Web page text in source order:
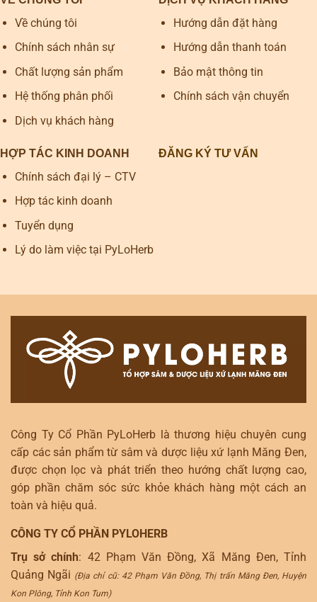
Về chúng tôi
Chính sách nhân sự
Chất lượng sản phẩm
Hệ thống phân phối
Dịch vụ khách hàng
Hướng dẫn đặt hàng
Hướng dẫn thanh toán
Bảo mật thông tin
Chính sách vận chuyển
HỢP TÁC KINH DOANH
Chính sách đại lý – CTV
Hợp tác kinh doanh
Tuyển dụng
Lý do làm việc tại PyLoHerb
ĐĂNG KÝ TƯ VẤN
Công Ty Cổ Phần PyLoHerb là thương hiệu chuyên cung
cấp các sản phẩm từ sâm và dược liệu xứ lạnh Măng Đen,
được chọn lọc và phát triển theo hướng chất lượng cao,
góp phần chăm sóc sức khỏe khách hàng một cách an
toàn và hiệu quả.
CÔNG TY CỔ PHẦN PYLOHERB
Trụ sở chính: 42 Phạm Văn Đồng, Xã Măng Đen, Tỉnh
Quảng Ngãi (Địa chỉ cũ: 42 Phạm Văn Đồng, Thị trấn Măng Đen, Huyện
Kon Plông, Tỉnh Kon Tum)